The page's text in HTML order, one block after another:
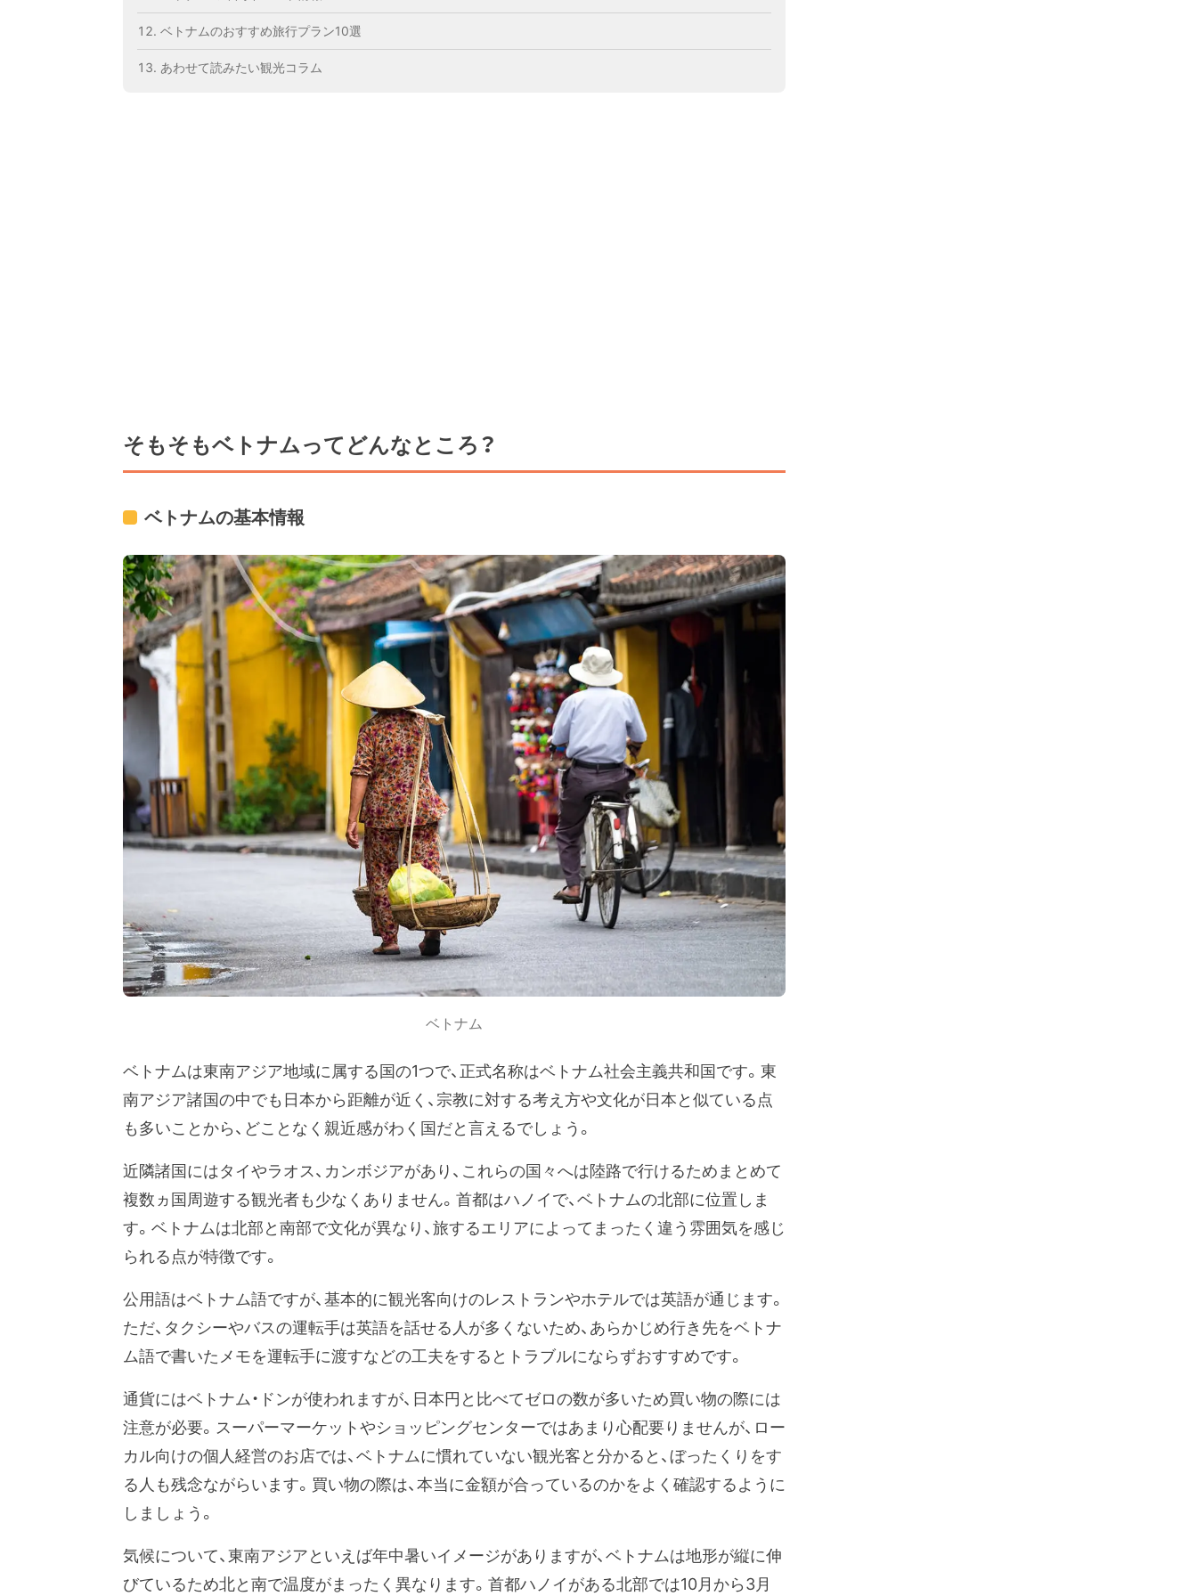
ベトナムのおすすめ旅行プラン10選
あわせて読みたい観光コラム
そもそもベトナムってどんなところ？
ベトナムの基本情報
ベトナム
ベトナムは東南アジア地域に属する国の1つで、正式名称はベトナム社会主義共和国です。東
南アジア諸国の中でも日本から距離が近く、宗教に対する考え方や文化が日本と似ている点
も多いことから、どことなく親近感がわく国だと言えるでしょう。
近隣諸国にはタイやラオス、カンボジアがあり、これらの国々へは陸路で行けるためまとめて
複数ヵ国周遊する観光者も少なくありません。首都はハノイで、ベトナムの北部に位置しま
す。ベトナムは北部と南部で文化が異なり、旅するエリアによってまったく違う雰囲気を感じ
られる点が特徴です。
公用語はベトナム語ですが、基本的に観光客向けのレストランやホテルでは英語が通じます。
ただ、タクシーやバスの運転手は英語を話せる人が多くないため、あらかじめ行き先をベトナ
ム語で書いたメモを運転手に渡すなどの工夫をするとトラブルにならずおすすめです。
通貨にはベトナム・ドンが使われますが、日本円と比べてゼロの数が多いため買い物の際には
注意が必要。スーパーマーケットやショッピングセンターではあまり心配要りませんが、ロー
カル向けの個人経営のお店では、ベトナムに慣れていない観光客と分かると、ぼったくりをす
る人も残念ながらいます。買い物の際は、本当に金額が合っているのかをよく確認するように
しましょう。
気候について、東南アジアといえば年中暑いイメージがありますが、ベトナムは地形が縦に伸
びているため北と南で温度がまったく異なります。首都ハノイがある北部では10月から3月